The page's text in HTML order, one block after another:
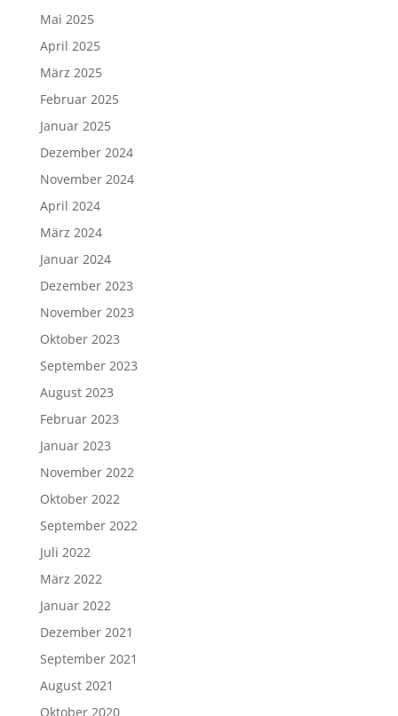
Mai 2025
April 2025
März 2025
Februar 2025
Januar 2025
Dezember 2024
November 2024
April 2024
März 2024
Januar 2024
Dezember 2023
November 2023
Oktober 2023
September 2023
August 2023
Februar 2023
Januar 2023
November 2022
Oktober 2022
September 2022
Juli 2022
März 2022
Januar 2022
Dezember 2021
September 2021
August 2021
Oktober 2020